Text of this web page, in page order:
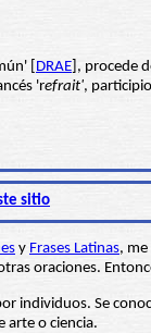
[ DRAE ], procede
'refrait',
sitio
y Frases Latinas,
oraciones.
individuos. Se
arte o ciencia.